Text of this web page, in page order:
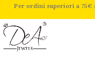
Per ordini superiori a 75€